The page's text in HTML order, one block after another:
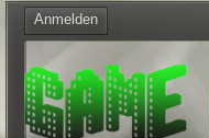
Anmelden